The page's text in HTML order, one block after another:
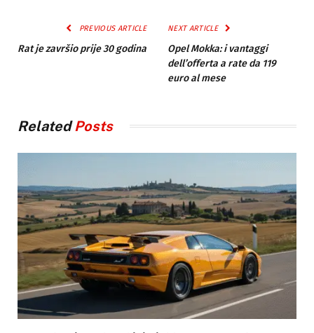
PREVIOUS ARTICLE
Rat je završio prije 30 godina
NEXT ARTICLE
Opel Mokka: i vantaggi
dell’offerta a rate da 119
euro al mese
RelatedPosts